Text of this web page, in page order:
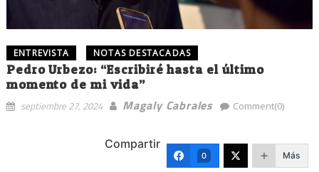
ENTREVISTA NOTAS DESTACADAS
Pedro Urbezo: “Escribiré hasta el último
momento de mi vida”
septiembre 27, 2024 Magaly Cabrales Comment(0)
Compartir
0 Más